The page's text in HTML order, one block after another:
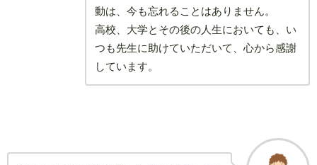
動は、今も忘れることはありません。
高校、大学とその後の人生においても、い
つも先生に助けていただいて、心から感謝
しています。